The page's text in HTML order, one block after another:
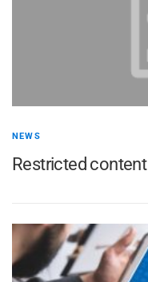
NEWS
Restricted content